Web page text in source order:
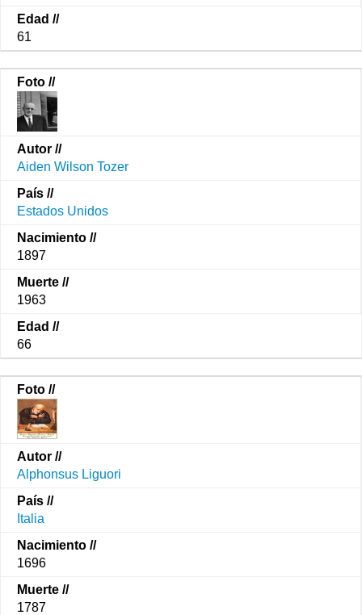
61
Aiden Wilson Tozer
Estados Unidos
1897
1963
66
Alphonsus Liguori
Italia
1696
1787